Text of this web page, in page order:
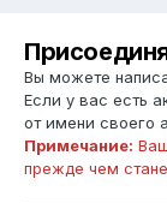
Вы можете
Если у вас есть
от имени своего
Примечание:
прежде чем